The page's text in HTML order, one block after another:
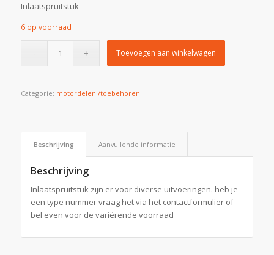
Inlaatspruitstuk
6 op voorraad
Toevoegen aan winkelwagen
Categorie: motordelen /toebehoren
Beschrijving Aanvullende informatie
Beschrijving
Inlaatspruitstuk zijn er voor diverse uitvoeringen. heb je
een type nummer vraag het via het contactformulier of
bel even voor de variërende voorraad